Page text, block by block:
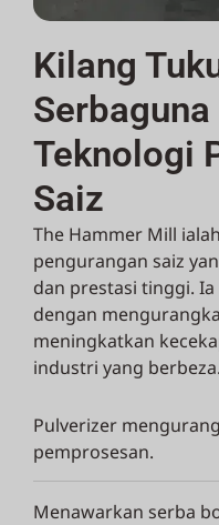
Kilang
Teknologi
Saiz
The Hammer Mill
pengurangan saiz
dan prestasi tinggi.
dengan
meningkatkan
industri yang berbeza.
Pulverizer
pemprosesan.
Menawarkan serba